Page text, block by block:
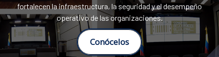
fortalecen la infraestructura, la seguridad y el desempeño
operativo de las organizaciones.
Conócelos